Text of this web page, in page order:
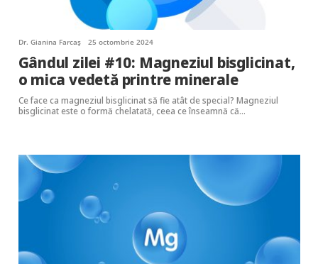
Dr. Gianina Farcaș 25 octombrie 2024
Gândul zilei #10: Magneziul bisglicinat,
o mica vedetă printre minerale
Ce face ca magneziul bisglicinat să fie atât de special? Magneziul
bisglicinat este o formă chelatată, ceea ce înseamnă că…